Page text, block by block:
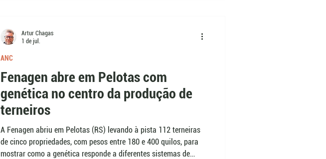
Fenagen abre em Pelotas com
genética no centro da produção de
terneiros
A Fenagen abriu em Pelotas (RS) levando à pista 112 terneiras
de cinco propriedades, com pesos entre 180 e 400 quilos, para
mostrar como a genética responde a diferentes sistemas de
ANC
Artur Chagas
1 de jul.